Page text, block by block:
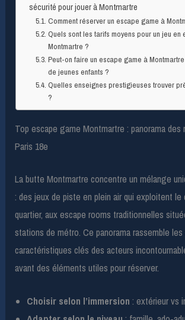
sécurité pour jouer à Montmartre
Comment réserver un escape game à
Quels sont les tarifs moyens pour un jeu en
Montmartre ?
Peut-on faire un escape game à
de jeunes enfants ?
Quelles enseignes prestigieuses trouver
?
Top escape game Montmartre : panorama des
Paris 18e
La butte Montmartre concentre un mélange
: des jeux de piste en plein air qui exploitent le
quartier, aux escape rooms traditionnelles
stations de métro. Ce panorama rassemble
caractéristiques clés des acteurs
avant des éléments utiles pour réserver.
Choisir selon l’immersion : extérieur vs